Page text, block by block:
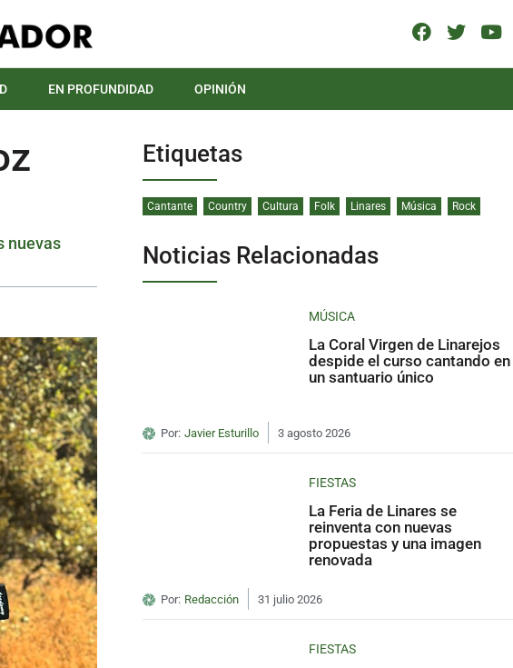
EN PROFUNDIDAD OPINIÓN
nuevas
Etiquetas
Cantante Country Cultura Folk Linares Música Rock
Noticias Relacionadas
MÚSICA
La Coral Virgen de Linarejos
despide el curso cantando en
un santuario único
Por: Javier Esturillo 3 agosto 2026
FIESTAS
La Feria de Linares se
reinventa con nuevas
propuestas y una imagen
renovada
Por: Redacción 31 julio 2026
FIESTAS